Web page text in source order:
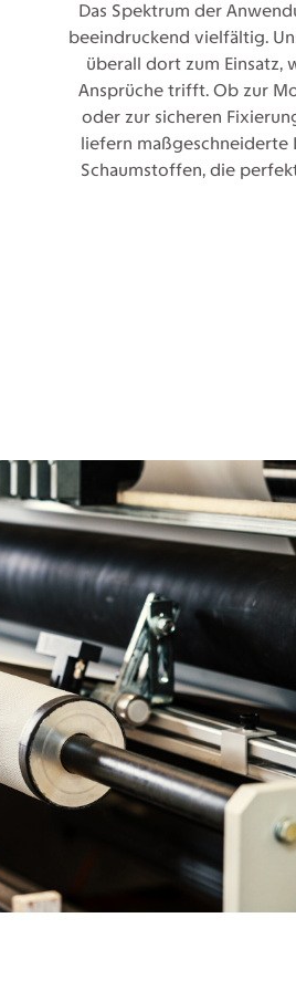
Das Spektrum der
beeindruckend vielfältig.
überall dort zum Einsatz,
Ansprüche trifft. Ob zur
oder zur sicheren
liefern maßgeschneiderte
Schaumstoffen, die